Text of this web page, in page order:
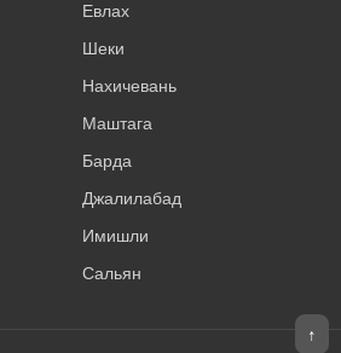
Евлах
Шеки
Нахичевань
Маштага
Барда
Джалилабад
Имишли
Сальян
↑